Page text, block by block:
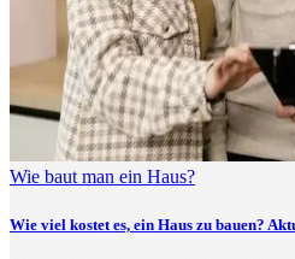
Wie baut man ein Haus?
Wie viel kostet es, ein Haus zu bauen?